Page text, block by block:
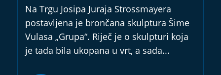
Na Trgu Josipa Juraja Strossmayera
postavljena je brončana skulptura Šime
Vulasa „Grupa“. Riječ je o skulpturi koja
je tada bila ukopana u vrt, a sada...